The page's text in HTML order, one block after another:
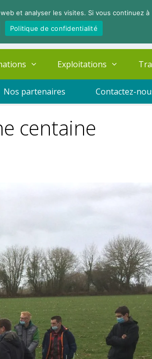
Exploitations
Nos partenaires Contactez-
centaine
et analyser les visites. Si vous continuez
Politique de confidentialité